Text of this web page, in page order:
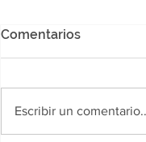
Comentarios
Escribir un